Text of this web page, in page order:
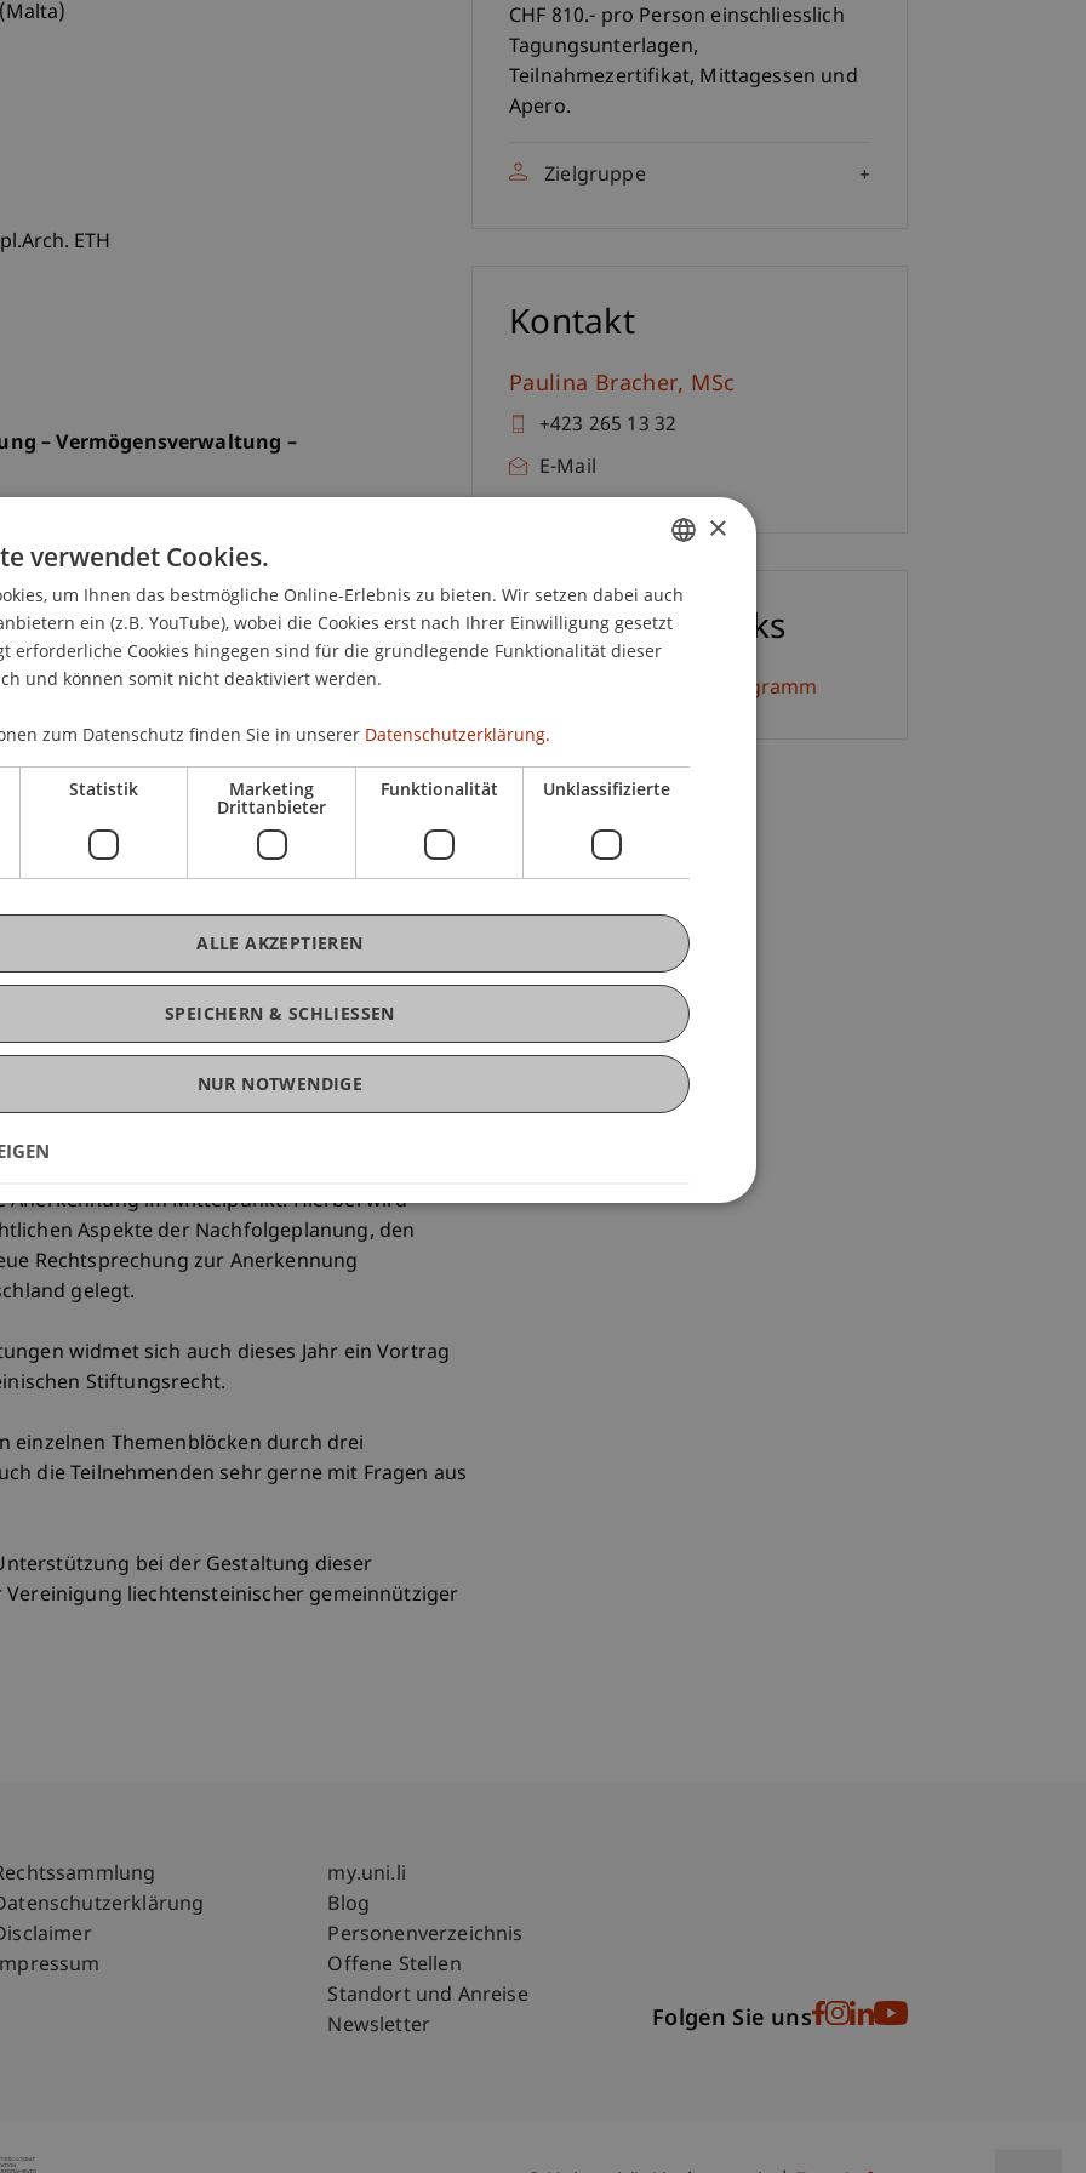
ETH
– Vermögensverwaltung –
Gestaltungsform der segmentierten
Personen- und Gesellschaftsrecht am 1.1.2015
das Stiftungsrecht verbunden. Diese besondere
PGR bereits in der Vergangenheit nicht
zur Anwendung gebracht werden,
Liechtensteins interessante
der 8. Liechtensteinische Stiftungsrechtstag
Es werden unter anderem internationale
Company von ihren Erfahrungen berichten
Form der Haftungssegmentierung in
auf diesen Ausführungen werden sie
segmentierten Stiftungen
als einer der zentralen
Stiftungen gelegt, im Rahmen derer die
und die Pflichten und Haftung des
Vermögensverwaltung analysiert werden.
zudem die beiden Themenfelder
Anerkennung im Mittelpunkt. Hierbei wird
Aspekte der Nachfolgeplanung, den
Rechtsprechung zur Anerkennung
gelegt.
widmet sich auch dieses Jahr ein Vortrag
Stiftungsrecht.
einzelnen Themenblöcken durch drei
die Teilnehmenden sehr gerne mit Fragen aus
bei der Gestaltung dieser
liechtensteinischer gemeinnütziger
CHF 810.- pro Person einschliesslich
Tagungsunterlagen,
Teilnahmezertifikat, Mittagessen und
Apero.
Zielgruppe
Kontakt
Paulina Bracher MSc
+423 265 13 32
E-Mail
Downloads/Links
Weiterbildung Detailprogramm
Rechtliche HinweiseFußzeile Subdomain-Verzeichnis
my.uni.li
Blog
Personenverzeichnis
Offene Stellen
Standort und Anreise
Newsletter
Folgen Sie uns
GERMAN
ENGLISH
×
verwendet Cookies.
um Ihnen das bestmögliche Online-Erlebnis zu bieten. Wir setzen dabei auch
ein (z.B. YouTube), wobei die Cookies erst nach Ihrer Einwilligung gesetzt
erforderliche Cookies hingegen sind für die grundlegende Funktionalität dieser
und können somit nicht deaktiviert werden.
zum Datenschutz finden Sie in unserer Datenschutzerklärung.
Statistik Marketing
Drittanbieter
Funktionalität Unklassifizierte
SPEICHERN & SCHLIESSEN
ALLE AKZEPTIEREN
NUR NOTWENDIGE